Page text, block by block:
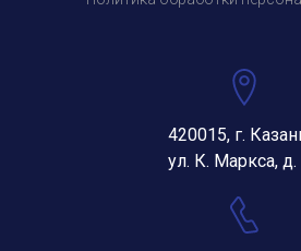
420015, г.
ул. К. Маркса, д.